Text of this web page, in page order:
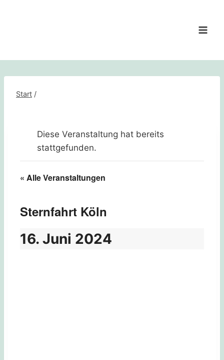
Start /
Diese Veranstaltung hat bereits
stattgefunden.
« Alle Veranstaltungen
Sternfahrt Köln
16. Juni 2024